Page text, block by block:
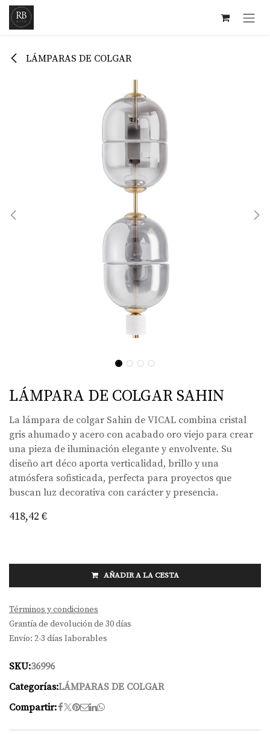
Ir al contenido
LÁMPARAS DE COLGAR
LÁMPARA DE COLGAR SAHIN
La lámpara de colgar Sahin de VICAL combina cristal
gris ahumado y acero con acabado oro viejo para crear
una pieza de iluminación elegante y envolvente. Su
diseño art déco aporta verticalidad, brillo y una
atmósfera sofisticada, perfecta para proyectos que
buscan luz decorativa con carácter y presencia.
418,42 €
AÑADIR A LA CESTA
Términos y condiciones
Grantía de devolución de 30 días
Envío: 2-3 días laborables
SKU:36996
Categorías:LÁMPARAS DE COLGAR
Compartir: